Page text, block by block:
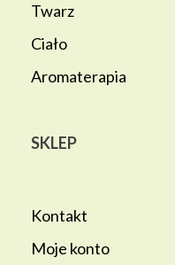
Twarz
Ciało
Aromaterapia
SKLEP
Kontakt
Moje konto